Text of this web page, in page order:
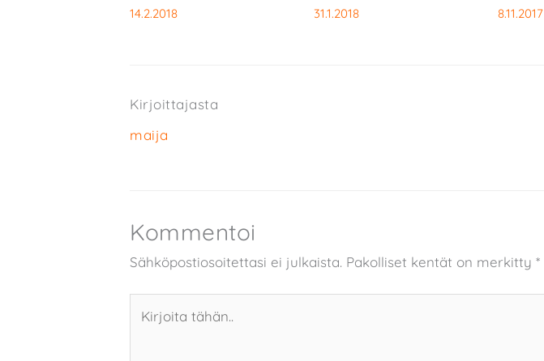
14.2.2018
31.1.2018
8.11.2017
Kirjoittajasta
maija
Kommentoi
Sähköpostiosoitettasi ei julkaista. Pakolliset kentät on merkitty *
tähän..